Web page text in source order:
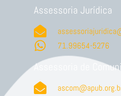
Assessoria Jurídica
71.99654-5276
Assessoria de